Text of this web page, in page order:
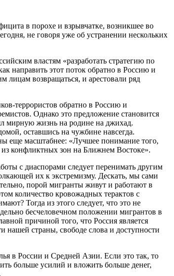
в порохе и взрывчатке, возникшее во
не говоря уже об устранении нескольких
властям «разработать стратегию по
направить этот поток обратно в Россию и
лицам возвращаться, и арестовали ряд
террористов обратно в Россию и
Однако это предложение становится
мирную жизнь на родине на джихад.
оставшись на чужбине навсегда.
еще масштабнее: «Лучшее понимание того,
конфликтных зон на Ближнем Востоке».
с диаспорами следует перенимать другим
их к экстремизму. Дескать, мы сами
порой мигранты живут и работают в
количество кровожадных терактов с
Тогда из этого следует, что это не
бесчеловечном положении мигрантов в
причиной того, что Россия является
нашей страны, свободе слова и доступности
в России и Средней Азии. Если это так, то
больше усилий и вложить больше денег,